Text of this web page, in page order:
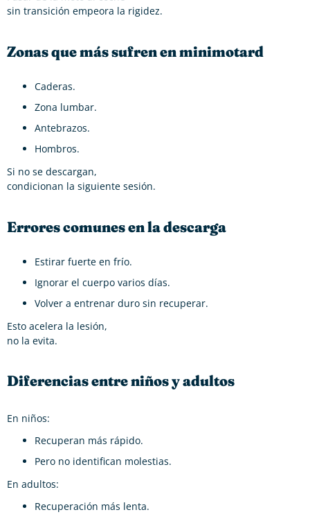
sin transición empeora la rigidez.
Zonas que más sufren en minimotard
Caderas.
Zona lumbar.
Antebrazos.
Hombros.
Si no se descargan,
condicionan la siguiente sesión.
Errores comunes en la descarga
Estirar fuerte en frío.
Ignorar el cuerpo varios días.
Volver a entrenar duro sin recuperar.
Esto acelera la lesión,
no la evita.
Diferencias entre niños y adultos
En niños:
Recuperan más rápido.
Pero no identifican molestias.
En adultos:
Recuperación más lenta.